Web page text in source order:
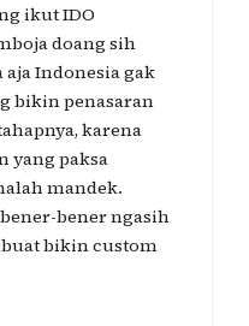
ikut IDO
doang sih
aja Indonesia gak
bikin penasaran
karena
yang paksa
mandek.
bener ngasih
bikin custom